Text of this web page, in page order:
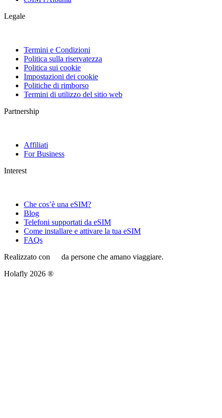
Legale
Termini e Condizioni
Politica sulla riservatezza
Politica sui cookie
Impostazioni dei cookie
Politiche di rimborso
Termini di utilizzo del sitio web
Partnership
Affiliati
For Business
Interest
Che cos’è una eSIM?
Blog
Telefoni supportati da eSIM
Come installare e attivare la tua eSIM
FAQs
Realizzato con
da persone che amano viaggiare.
Holafly 2026 ®